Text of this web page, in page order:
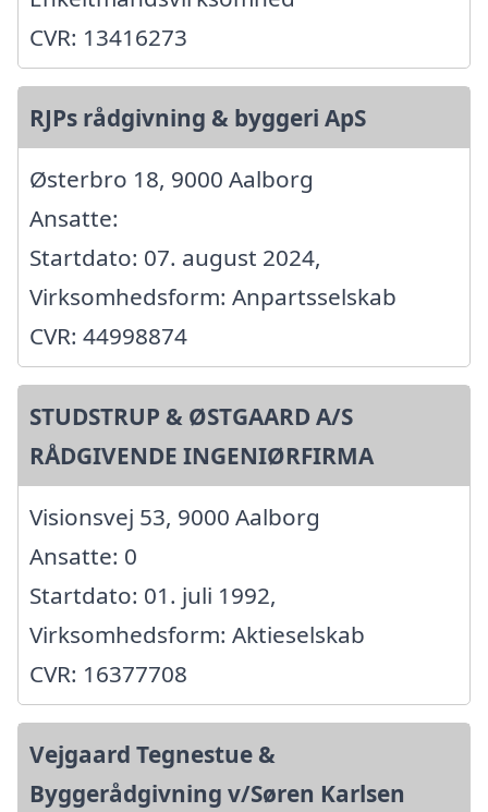
CVR: 13416273
RJPs rådgivning & byggeri ApS
Østerbro 18, 9000 Aalborg
Ansatte:
Startdato: 07. august 2024,
Virksomhedsform: Anpartsselskab
CVR: 44998874
STUDSTRUP & ØSTGAARD A/S
RÅDGIVENDE INGENIØRFIRMA
Visionsvej 53, 9000 Aalborg
Ansatte: 0
Startdato: 01. juli 1992,
Virksomhedsform: Aktieselskab
CVR: 16377708
Vejgaard Tegnestue &
Byggerådgivning v/Søren Karlsen